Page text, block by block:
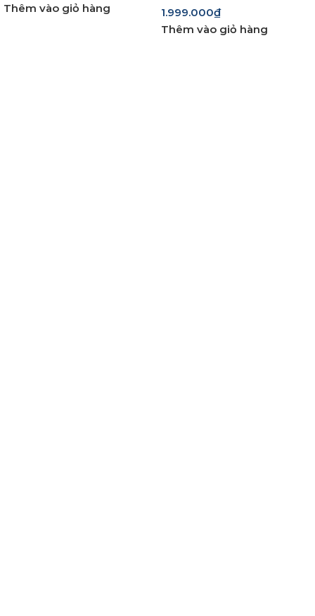
Thêm vào giỏ hàng
1.999.000₫
Thêm vào giỏ hàng